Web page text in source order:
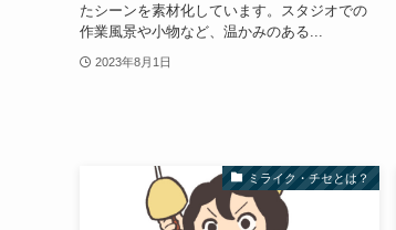
たシーンを素材化しています。スタジオでの
作業風景や小物など、温かみのある...
2023年8月1日
ミライク・チセとは？